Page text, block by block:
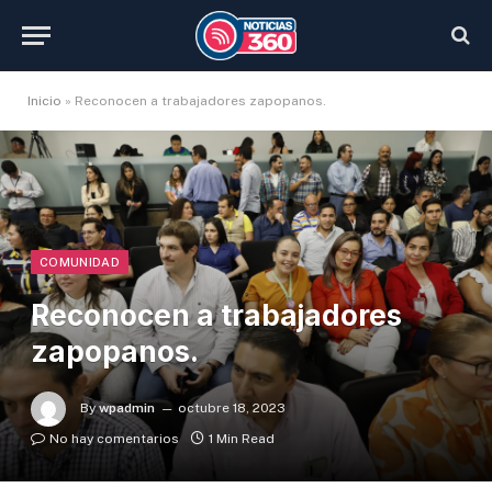
Inicio » Reconocen a trabajadores zapopanos.
COMUNIDAD
Reconocen a trabajadores
zapopanos.
By wpadmin
octubre 18, 2023
No hay comentarios
1 Min Read